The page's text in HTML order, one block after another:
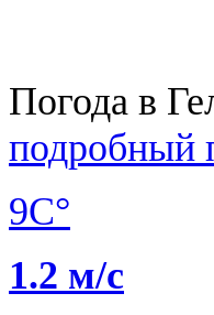
Погода в
подробный
9C°
1.2 м/с